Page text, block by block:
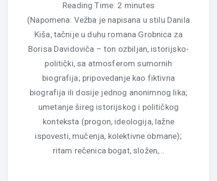
Reading Time: 2 minutes
(Napomena: Vežba je napisana u stilu Danila
Kiša, tačnije u duhu romana Grobnica za
Borisa Davidoviča – ton ozbiljan, istorijsko-
politički, sa atmosferom sumornih
biografija; pripovedanje kao fiktivna
biografija ili dosije jednog anonimnog lika;
umetanje šireg istorijskog i političkog
konteksta (progon, ideologija, lažne
ispovesti, mučenja, kolektivne obmane);
ritam rečenica bogat, složen,…